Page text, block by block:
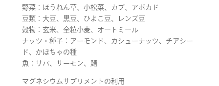
野菜：ほうれん草、小松菜、カブ、アボカド
豆類：大豆、黒豆、ひよこ豆、レンズ豆
穀物：玄米、全粒小麦、オートミール
ナッツ・種子：アーモンド、カシューナッツ、チアシー
ド、かぼちゃの種
魚：サバ、サーモン、鯖
マグネシウムサプリメントの利用